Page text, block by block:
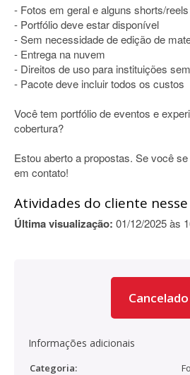
- Fotos em geral e alguns shorts/reels
- Portfólio deve estar disponível
- Sem necessidade de edição de
- Entrega na nuvem
- Direitos de uso para instituições
- Pacote deve incluir todos os custos
Você tem portfólio de eventos e
cobertura?
Estou aberto a propostas. Se você
em contato!
Atividades do cliente
Última visualização: 01/12/2025 às
Cancelado
Informações adicionais
Categoria: